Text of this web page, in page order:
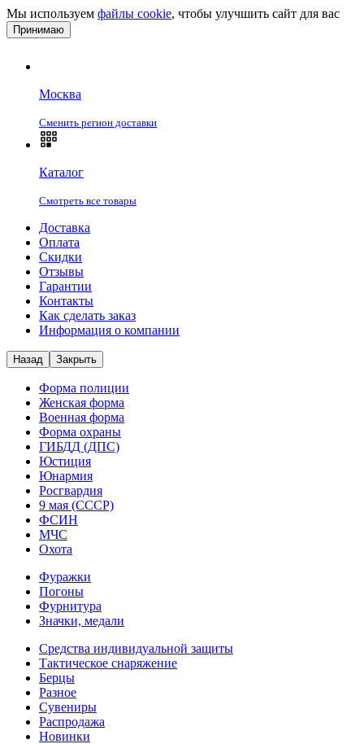
Мы используем файлы cookie, чтобы улучшить сайт для вас
Принимаю
Москва
Сменить регион доставки
Каталог
Смотреть все товары
Доставка
Оплата
Скидки
Отзывы
Гарантии
Контакты
Как сделать заказ
Информация о компании
Назад Закрыть
Форма полиции
Женская форма
Военная форма
Форма охраны
ГИБДД (ДПС)
Юстиция
Юнармия
Росгвардия
9 мая (СССР)
ФСИН
МЧС
Охота
Фуражки
Погоны
Фурнитура
Значки, медали
Средства индивидуальной защиты
Тактическое снаряжение
Берцы
Разное
Сувениры
Распродажа
Новинки